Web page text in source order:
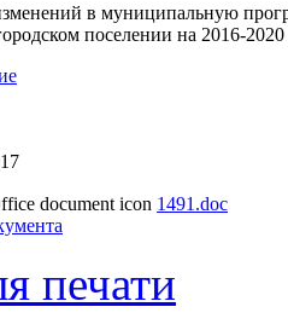
в муниципальную
поселении на 2016-
1491.doc
печати